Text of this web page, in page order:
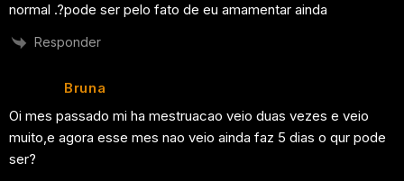
normal .?pode ser pelo fato de eu amamentar ainda
Responder
Bruna
Oi mes passado mi ha mestruacao veio duas vezes e veio
muito,e agora esse mes nao veio ainda faz 5 dias o qur pode
ser?